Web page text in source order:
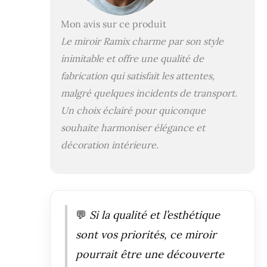
horizontale.
Mon avis sur ce produit
Le miroir Ramix charme par son style
inimitable et offre une qualité de
fabrication qui satisfait les attentes,
malgré quelques incidents de transport.
Un choix éclairé pour quiconque
souhaite harmoniser élégance et
décoration intérieure.
💬 Si la qualité et l’esthétique
sont vos priorités, ce miroir
pourrait être une découverte